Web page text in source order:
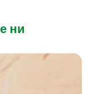
ни